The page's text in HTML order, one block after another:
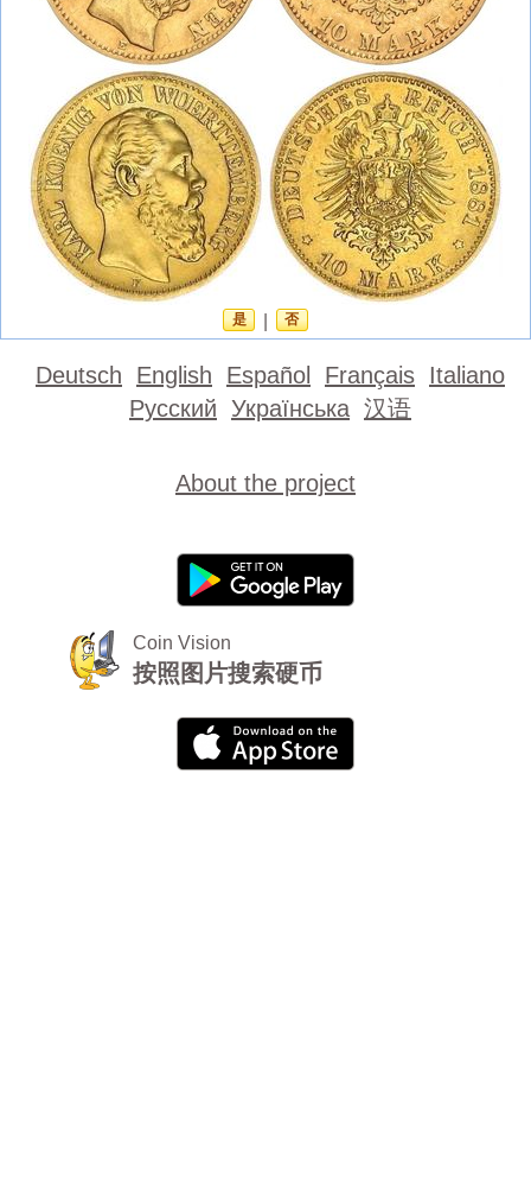
是 否
Deutsch English Español Français Italiano
Русский Українська 汉语
About the project
Coin Vision
按照图片搜索硬币